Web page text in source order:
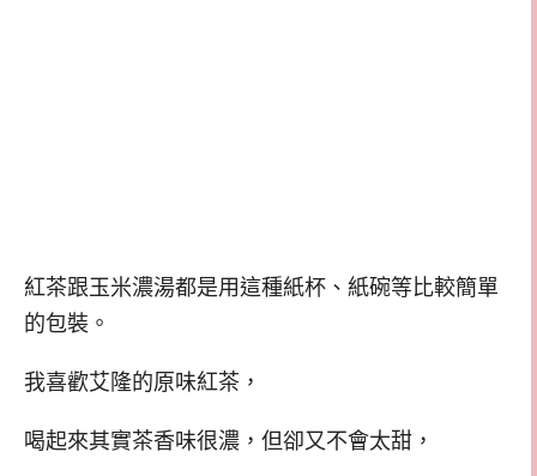
紅茶跟玉米濃湯都是用這種紙杯、紙碗等比較簡單
的包裝。
我喜歡艾隆的原味紅茶，
喝起來其實茶香味很濃，但卻又不會太甜，